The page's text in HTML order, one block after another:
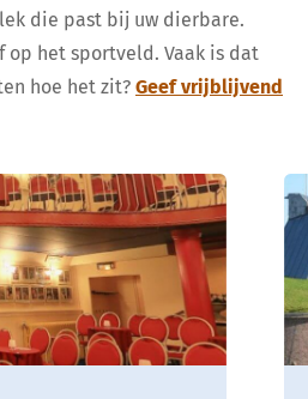
die past bij uw dierbare.
op het sportveld. Vaak is dat
hoe het zit? Geef vrijblijvend